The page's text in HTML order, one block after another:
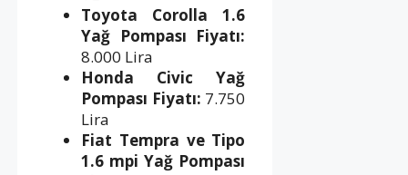
Toyota Corolla 1.6
Yağ Pompası Fiyatı:
8.000 Lira
Honda Civic Yağ
Pompası Fiyatı: 7.750
Lira
Fiat Tempra ve Tipo
1.6 mpi Yağ Pompası